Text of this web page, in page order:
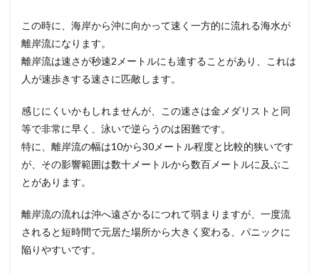
この時に、海岸から沖に向かって速く一方的に流れる海水が
離岸流になります。
離岸流は速さが秒速2メートルにも達することがあり、これは
人が速歩きする速さに匹敵します。
感じにくいかもしれませんが、この速さは金メダリストと同
等で非常に早く、泳いで逆らうのは困難です。
特に、離岸流の幅は10から30メートル程度と比較的狭いです
が、その影響範囲は数十メートルから数百メートルに及ぶこ
とがあります。
離岸流の流れは沖へ遠ざかるにつれて弱まりますが、一度流
されると短時間で元居た場所から大きく変わる、パニックに
陥りやすいです。